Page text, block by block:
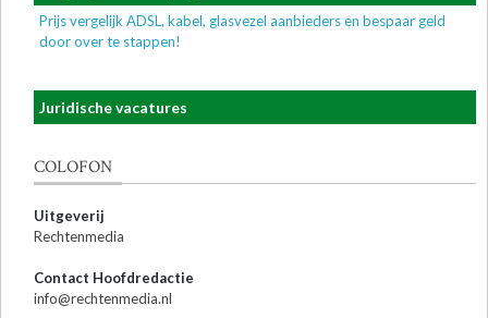
Prijs vergelijk ADSL, kabel, glasvezel aanbieders en bespaar geld
door over te stappen!
Juridische vacatures
COLOFON
Uitgeverij
Rechtenmedia
Contact Hoofdredactie
info@rechtenmedia.nl